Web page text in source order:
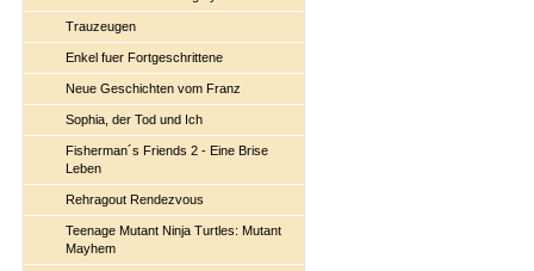
Trauzeugen
Enkel fuer Fortgeschrittene
Neue Geschichten vom Franz
Sophia, der Tod und Ich
Fisherman´s Friends 2 - Eine Brise
Leben
Rehragout Rendezvous
Teenage Mutant Ninja Turtles: Mutant
Mayhem